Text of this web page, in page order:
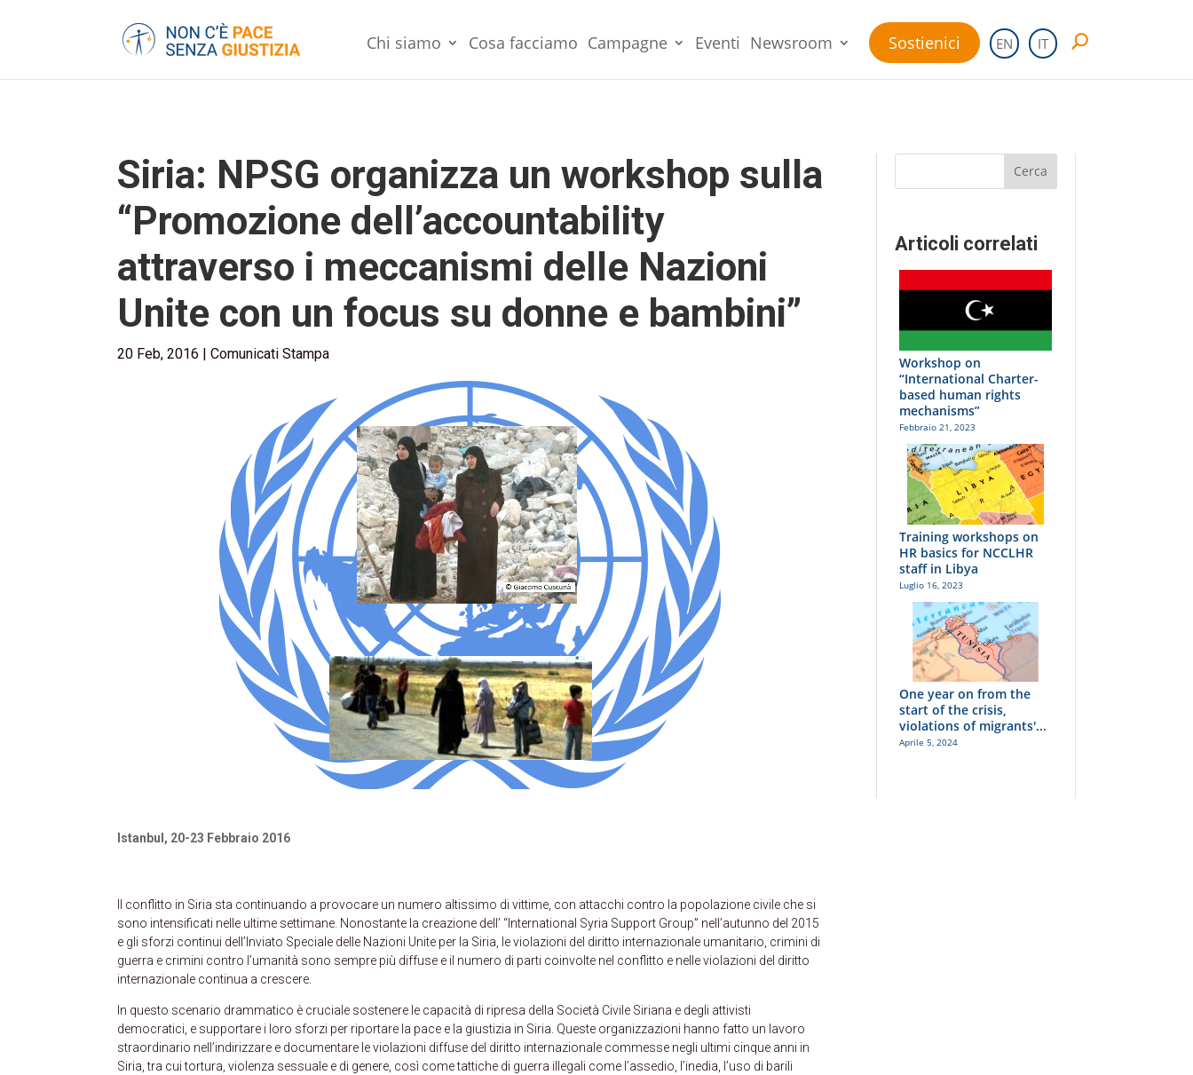
Chi siamo Cosa facciamo Campagne Eventi Newsroom Sostienici EN IT
Siria: NPSG organizza un workshop sulla
“Promozione dell’accountability
attraverso i meccanismi delle Nazioni
Unite con un focus su donne e bambini”
20 Feb, 2016 Comunicati Stampa
Istanbul, 20-23 Febbraio 2016
Il conflitto in Siria sta continuando a provocare un numero altissimo di vittime, con attacchi contro la popolazione civile che si
sono intensificati nelle ultime settimane. Nonostante la creazione dell’ “International Syria Support Group” nell’autunno del 2015
e gli sforzi continui dell’Inviato Speciale delle Nazioni Unite per la Siria, le violazioni del diritto internazionale umanitario, crimini di
guerra e crimini contro l’umanità sono sempre più diffuse e il numero di parti coinvolte nel conflitto e nelle violazioni del diritto
internazionale continua a crescere.
In questo scenario drammatico è cruciale sostenere le capacità di ripresa della Società Civile Siriana e degli attivisti
democratici, e supportare i loro sforzi per riportare la pace e la giustizia in Siria. Queste organizzazioni hanno fatto un lavoro
straordinario nell’indirizzare e documentare le violazioni diffuse del diritto internazionale commesse negli ultimi cinque anni in
Siria, tra cui tortura, violenza sessuale e di genere, così come tattiche di guerra illegali come l’assedio, l’inedia, l’uso di barili
Cerca
Articoli correlati
Workshop on
“International Charter-
based human rights
mechanisms”
Febbraio 21, 2023
Training workshops on
HR basics for NCCLHR
staff in Libya
Luglio 16, 2023
One year on from the
start of the crisis,
violations of migrants'...
Aprile 5, 2024